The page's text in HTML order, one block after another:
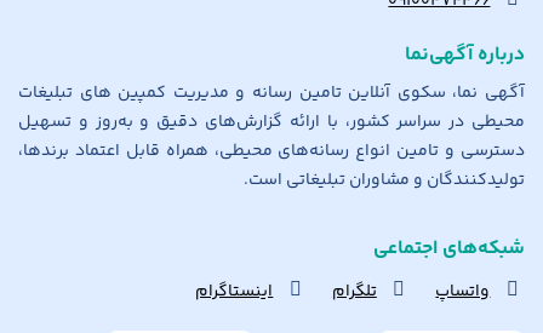
درباره آگهی‌نما
آگهی نما، سکوی آنلاین تامین رسانه و مدیریت کمپین های تبلیغات
محیطی در سراسر کشور، با ارائه گزارش‌های دقیق و به‌روز و تسهیل
دسترسی و تامین انواع رسانه‌های محیطی، همراه قابل اعتماد برندها،
تولیدکنندگان و مشاوران تبلیغاتی است.
شبکه‌های اجتماعی
واتساپ تلگرام اینستاگرام